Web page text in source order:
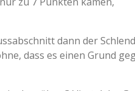
dann der
dass es einen Grund